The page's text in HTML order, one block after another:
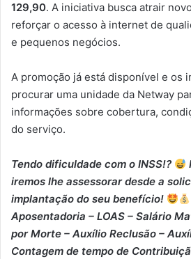
129,90. A iniciativa busca atrair
reforçar o acesso à internet de
e pequenos negócios.
A promoção já está disponível e os
procurar uma unidade da Netway
informações sobre cobertura,
do serviço.
Tendo dificuldade com o INSS!?
iremos lhe assessorar desde a
implantação do seu benefício!
⁠Aposentadoria – ⁠LOAS – ⁠Salário
por Morte – ⁠Auxílio Reclusão –
⁠Contagem de tempo de